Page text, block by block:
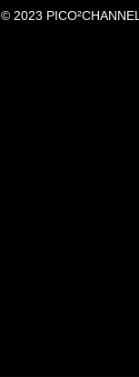
© 2023 PICO²CHANNEL.